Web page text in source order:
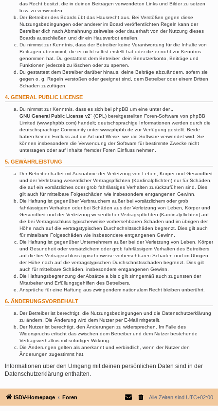
das Recht besitzt, die in deinen Beiträgen verwendeten Links und Bilder zu setzen
bzw. zu verwenden.
Der Betreiber des Boards übt das Hausrecht aus. Bei Verstößen gegen diese
Nutzungsbedingungen oder anderer im Board veröffentlichten Regeln kann der
Betreiber dich nach Abmahnung zeitweise oder dauerhaft von der Nutzung dieses
Boards ausschließen und dir ein Hausverbot erteilen.
Du nimmst zur Kenntnis, dass der Betreiber keine Verantwortung für die Inhalte von
Beiträgen übernimmt, die er nicht selbst erstellt hat oder die er nicht zur Kenntnis
genommen hat. Du gestattest dem Betreiber, dein Benutzerkonto, Beiträge und
Funktionen jederzeit zu löschen oder zu sperren.
Du gestattest dem Betreiber darüber hinaus, deine Beiträge abzuändern, sofern sie
gegen o. g. Regeln verstoßen oder geeignet sind, dem Betreiber oder einem Dritten
Schaden zuzufügen.
4. GENERAL PUBLIC LICENSE
Du nimmst zur Kenntnis, dass es sich bei phpBB um eine unter der „
GNU General Public License v2“ (GPL) bereitgestellten Foren-Software von phpBB
Limited (www.phpbb.com) handelt; deutschsprachige Informationen werden durch die
deutschsprachige Community unter www.phpbb.de zur Verfügung gestellt. Beide
haben keinen Einfluss auf die Art und Weise, wie die Software verwendet wird. Sie
können insbesondere die Verwendung der Software für bestimmte Zwecke nicht
untersagen oder auf Inhalte fremder Foren Einfluss nehmen.
5. GEWÄHRLEISTUNG
Der Betreiber haftet mit Ausnahme der Verletzung von Leben, Körper und Gesundheit
und der Verletzung wesentlicher Vertragspflichten (Kardinalpflichten) nur für Schäden,
die auf ein vorsätzliches oder grob fahrlässiges Verhalten zurückzuführen sind. Dies
gilt auch für mittelbare Folgeschäden wie insbesondere entgangenen Gewinn.
Die Haftung ist gegenüber Verbrauchern außer bei vorsätzlichem oder grob
fahrlässigem Verhalten oder bei Schäden aus der Verletzung von Leben, Körper und
Gesundheit und der Verletzung wesentlicher Vertragspflichten (Kardinalpflichten) auf
die bei Vertragsschluss typischerweise vorhersehbaren Schäden und im übrigen der
Höhe nach auf die vertragstypischen Durchschnittsschäden begrenzt. Dies gilt auch
für mittelbare Folgeschäden wie insbesondere entgangenen Gewinn.
Die Haftung ist gegenüber Unternehmern außer bei der Verletzung von Leben, Körper
und Gesundheit oder vorsätzlichem oder grob fahrlässigem Verhalten des Betreibers
auf die bei Vertragsschluss typischerweise vorhersehbaren Schäden und im Übrigen
der Höhe nach auf die vertragstypischen Durchschnittsschäden begrenzt. Dies gilt
auch für mittelbare Schäden, insbesondere entgangenen Gewinn.
Die Haftungsbegrenzung der Absätze a bis c gilt sinngemäß auch zugunsten der
Mitarbeiter und Erfüllungsgehilfen des Betreibers.
Ansprüche für eine Haftung aus zwingendem nationalem Recht bleiben unberührt.
6. ÄNDERUNGSVORBEHALT
Der Betreiber ist berechtigt, die Nutzungsbedingungen und die Datenschutzerklärung
zu ändern. Die Änderung wird dem Nutzer per E-Mail mitgeteilt.
Der Nutzer ist berechtigt, den Änderungen zu widersprechen. Im Falle des
Widerspruchs erlischt das zwischen dem Betreiber und dem Nutzer bestehende
Vertragsverhältnis mit sofortiger Wirkung.
Die Änderungen gelten als anerkannt und verbindlich, wenn der Nutzer den
Änderungen zugestimmt hat.
Informationen über den Umgang mit deinen persönlichen Daten sind in der
Datenschutzerklärung enthalten.
ISDV-Homepage Foren Alle Zeiten sind UTC+02:00